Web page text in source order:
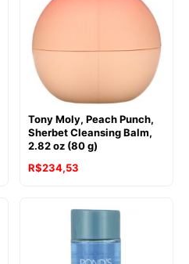
Tony Moly, Peach Punch,
Sherbet Cleansing Balm,
2.82 oz (80 g)
R$234,53